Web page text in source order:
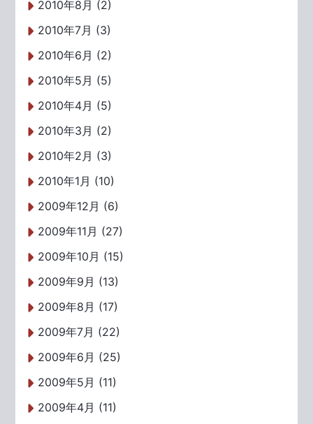
2010年8月 (2)
2010年7月 (3)
2010年6月 (2)
2010年5月 (5)
2010年4月 (5)
2010年3月 (2)
2010年2月 (3)
2010年1月 (10)
2009年12月 (6)
2009年11月 (27)
2009年10月 (15)
2009年9月 (13)
2009年8月 (17)
2009年7月 (22)
2009年6月 (25)
2009年5月 (11)
2009年4月 (11)